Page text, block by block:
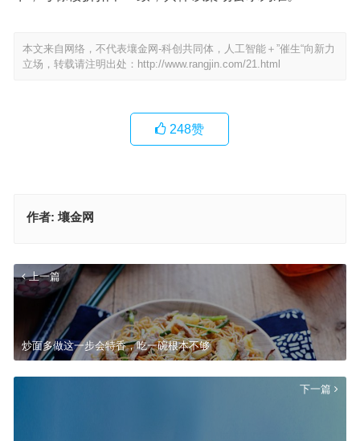
本文来自网络，不代表壤金网-科创共同体，人工智能＋”催生“向新力
立场，转载请注明出处： http://www.rangjin.com/21.html
248赞
作者: 壤金网
上一篇
炒面多做这一步会特香，吃一碗根本不够
下一篇